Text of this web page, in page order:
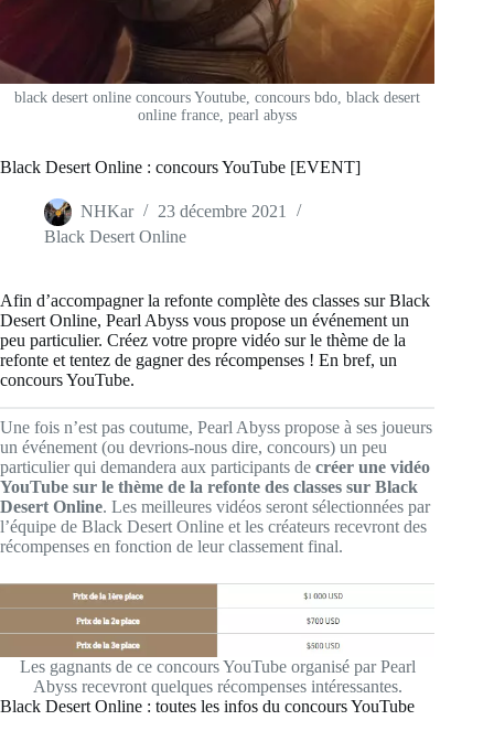
black desert online concours Youtube, concours bdo, black desert
online france, pearl abyss
Black Desert Online : concours YouTube [EVENT]
NHKar
23 décembre 2021
Black Desert Online
Afin d’accompagner la refonte complète des classes sur Black
Desert Online, Pearl Abyss vous propose un événement un
peu particulier. Créez votre propre vidéo sur le thème de la
refonte et tentez de gagner des récompenses ! En bref, un
concours YouTube.
Une fois n’est pas coutume, Pearl Abyss propose à ses joueurs
un événement (ou devrions-nous dire, concours) un peu
particulier qui demandera aux participants de créer une vidéo
YouTube sur le thème de la refonte des classes sur Black
Desert Online. Les meilleures vidéos seront sélectionnées par
l’équipe de Black Desert Online et les créateurs recevront des
récompenses en fonction de leur classement final.
Les gagnants de ce concours YouTube organisé par Pearl
Abyss recevront quelques récompenses intéressantes.
Black Desert Online : toutes les infos du concours YouTube